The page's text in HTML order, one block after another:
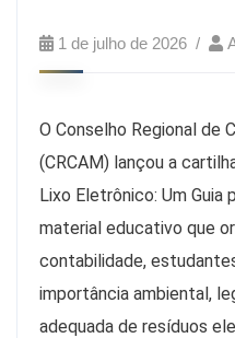
1 de julho de 2026
O Conselho Regional de
(CRCAM) lançou a
Lixo Eletrônico: Um Guia
material educativo que
contabilidade,
importância ambiental,
adequada de resíduos